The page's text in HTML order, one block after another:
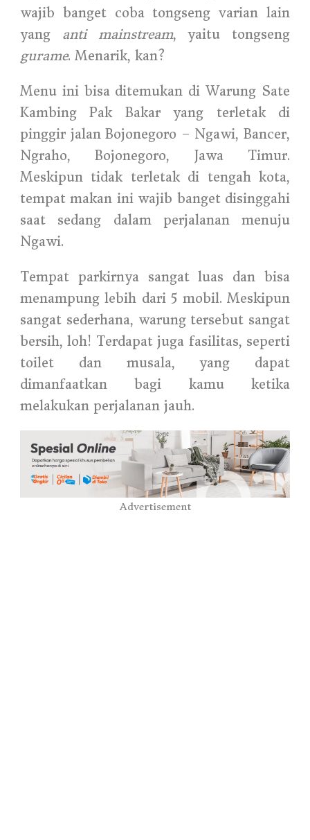
wajib banget coba tongseng varian lain
yang anti mainstream, yaitu tongseng
gurame. Menarik, kan?
Menu ini bisa ditemukan di Warung Sate
Kambing Pak Bakar yang terletak di
pinggir jalan Bojonegoro – Ngawi, Bancer,
Ngraho, Bojonegoro, Jawa Timur.
Meskipun tidak terletak di tengah kota,
tempat makan ini wajib banget disinggahi
saat sedang dalam perjalanan menuju
Ngawi.
Tempat parkirnya sangat luas dan bisa
menampung lebih dari 5 mobil. Meskipun
sangat sederhana, warung tersebut sangat
bersih, loh! Terdapat juga fasilitas, seperti
toilet dan musala, yang dapat
dimanfaatkan bagi kamu ketika
melakukan perjalanan jauh.
Advertisement